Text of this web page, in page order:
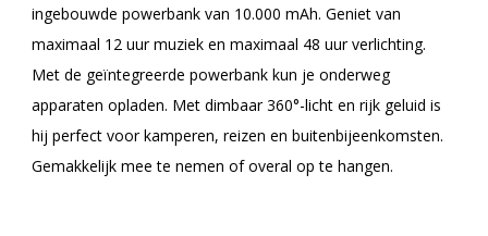
ingebouwde powerbank van 10.000 mAh. Geniet van
maximaal 12 uur muziek en maximaal 48 uur verlichting.
Met de geïntegreerde powerbank kun je onderweg
apparaten opladen. Met dimbaar 360°-licht en rijk geluid is
hij perfect voor kamperen, reizen en buitenbijeenkomsten.
Gemakkelijk mee te nemen of overal op te hangen.